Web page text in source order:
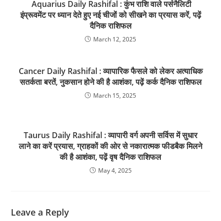
Aquarius Daily Rashifal : कुंभ राशि वाले पर्सनैलिटी
इंप्रूवमेंट पर ध्यान देते हुए नई चीजों को सीखने का प्रयास करें, पढ़ें
दैनिक राशिफल
March 12, 2025
Cancer Daily Rashifal : व्यापारिक फैसले को लेकर अत्याधिक
सतर्कता बरतें, नुकसान होने की है आशंका, पढ़ें कर्क दैनिक राशिफल
March 15, 2025
Taurus Daily Rashifal : व्यापारी वर्ग अपनी सर्विस में सुधार
लाने का करें प्रयास, ग्राहकों की ओर से नकारात्मक फीडबैक मिलने
की है आशंका, पढ़ें वृष दैनिक राशिफल
May 4, 2025
Leave a Reply